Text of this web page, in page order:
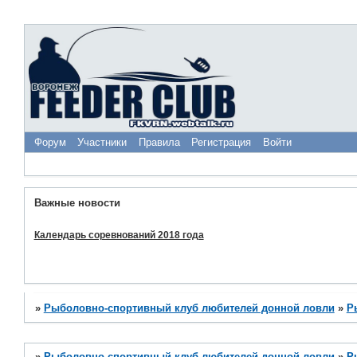
Форум Участники Правила Регистрация Войти
Важные новости
Календарь соревнований 2018 года
» Рыболовно-спортивный клуб любителей донной ловли »